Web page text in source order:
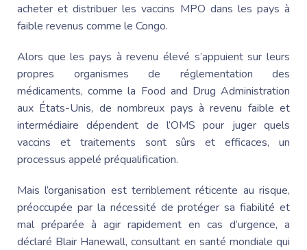
acheter et distribuer les vaccins MPO dans les pays à
faible revenus comme le Congo.
Alors que les pays à revenu élevé s’appuient sur leurs
propres organismes de réglementation des
médicaments, comme la Food and Drug Administration
aux États-Unis, de nombreux pays à revenu faible et
intermédiaire dépendent de l’OMS pour juger quels
vaccins et traitements sont sûrs et efficaces, un
processus appelé préqualification.
Mais l’organisation est terriblement réticente au risque,
préoccupée par la nécessité de protéger sa fiabilité et
mal préparée à agir rapidement en cas d’urgence, a
déclaré Blair Hanewall, consultant en santé mondiale qui